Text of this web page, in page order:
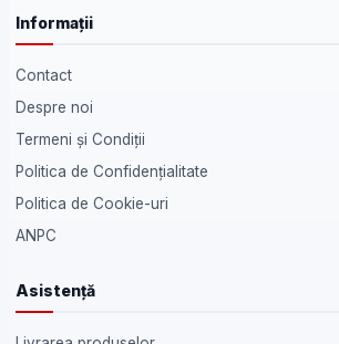
Informații
Contact
Despre noi
Termeni și Condiții
Politica de Confidențialitate
Politica de Cookie-uri
ANPC
Asistență